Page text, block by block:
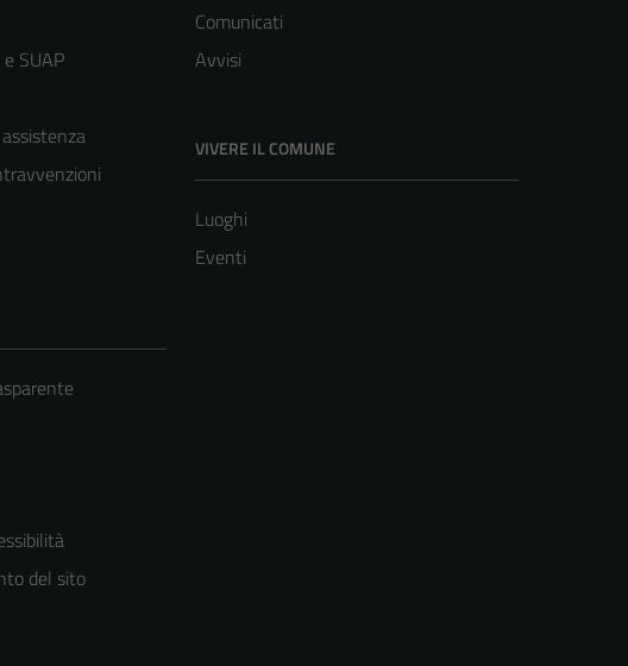
SUAP
Comunicati
Avvisi
VIVERE IL COMUNE
Luoghi
Eventi
del sito